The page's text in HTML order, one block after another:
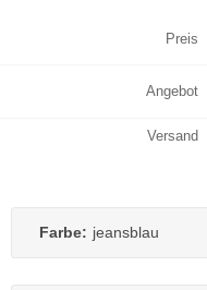
Preis
Angebot
Versand
Farbe: jeansblau